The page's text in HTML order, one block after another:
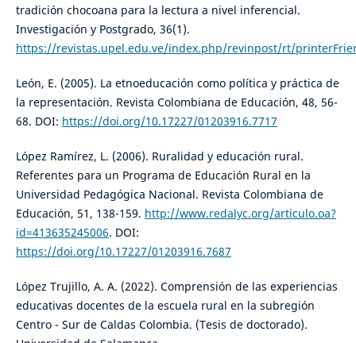
tradición chocoana para la lectura a nivel inferencial.
Investigación y Postgrado, 36(1).
https://revistas.upel.edu.ve/index.php/revinpost/rt/
León, E. (2005). La etnoeducación como política y práctica de
la representación. Revista Colombiana de Educación, 48, 56-
68. DOI: https://doi.org/10.17227/01203916.7717
López Ramírez, L. (2006). Ruralidad y educación rural.
Referentes para un Programa de Educación Rural en la
Universidad Pedagógica Nacional. Revista Colombiana de
Educación, 51, 138-159. http://www.redalyc.org/articulo.oa?
id=413635245006. DOI:
https://doi.org/10.17227/01203916.7687
López Trujillo, A. A. (2022). Comprensión de las experiencias
educativas docentes de la escuela rural en la subregión
Centro - Sur de Caldas Colombia. (Tesis de doctorado).